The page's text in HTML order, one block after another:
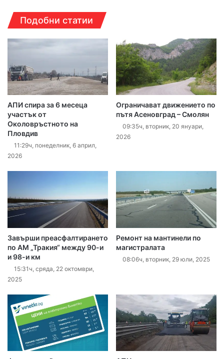
Подобни статии
АПИ спира за 6 месеца
участък от
Околовръстното на
Пловдив
11:29ч, понеделник, 6 април,
2026
Ограничават движението по
пътя Асеновград – Смолян
09:35ч, вторник, 20 януари,
2026
Завърши преасфалтирането
по АМ „Тракия“ между 90-и
и 98-и км
15:31ч, сряда, 22 октомври,
2025
Ремонт на мантинели по
магистралата
08:06ч, вторник, 29 юли, 2025